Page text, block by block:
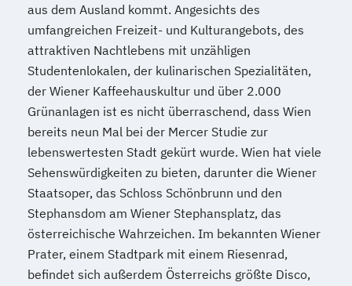
aus dem Ausland kommt. Angesichts des
umfangreichen Freizeit- und Kulturangebots, des
attraktiven Nachtlebens mit unzähligen
Studentenlokalen, der kulinarischen Spezialitäten,
der Wiener Kaffeehauskultur und über 2.000
Grünanlagen ist es nicht überraschend, dass Wien
bereits neun Mal bei der Mercer Studie zur
lebenswertesten Stadt gekürt wurde. Wien hat viele
Sehenswürdigkeiten zu bieten, darunter die Wiener
Staatsoper, das Schloss Schönbrunn und den
Stephansdom am Wiener Stephansplatz, das
österreichische Wahrzeichen. Im bekannten Wiener
Prater, einem Stadtpark mit einem Riesenrad,
befindet sich außerdem Österreichs größte Disco,